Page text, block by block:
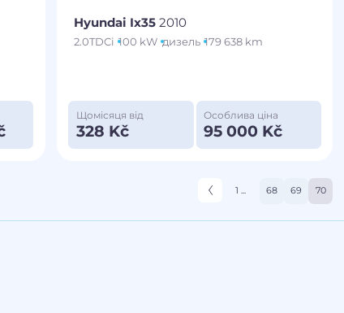
Hyundai Ix35 2010
2.0TDCi 100 kW дизель 179 638 km
Щомісяця від
328 Kč
Особлива ціна
95 000 Kč
1 ... 68 69 70